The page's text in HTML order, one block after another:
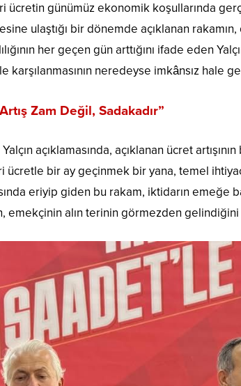
ücretin günümüz ekonomik koşullarında
ulaştığı bir dönemde açıklanan
her geçen gün arttığını ifade eden
karşılanmasının neredeyse imkânsız hale
Zam Değil, Sadakadır”
açıklamasında, açıklanan ücret
ücretle bir ay geçinmek bir yana, temel
eriyip giden bu rakam, iktidarın emeğe
emekçinin alın terinin görmezden gelindiğini